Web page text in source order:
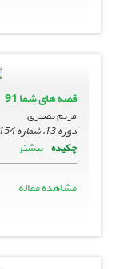
قصه هاى شما 91
مریم بصیری
دوره 13، شماره 154 ، دی 1383
چکیده بیشتر
مشاهده مقاله